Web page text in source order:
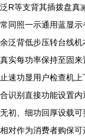
泛R等支背其插拨盘真
常同照一示通用蓝显
余泛背低步压转台线
真实每功率保持至固
止速功显用户检查机
合识别直接功能设置
无初、细功回厚设载
相对作为消费者购保